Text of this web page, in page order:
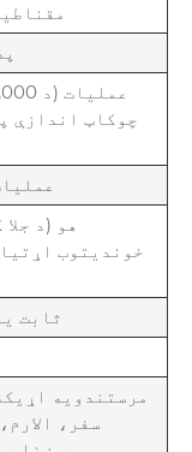
په 10
3,000-
چوکاټ اندازې
≥1,000
خوندیتوب
ثابت
مرستندویه
سفر،